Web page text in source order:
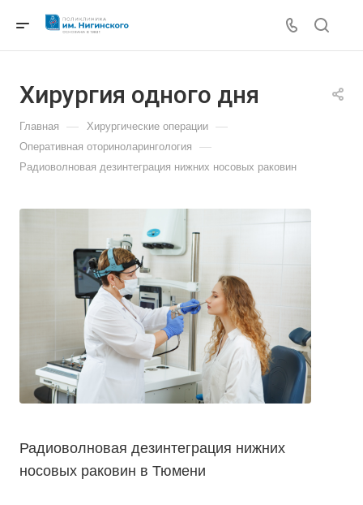
Хирургия одного дня
Главная — Хирургические операции —
Оперативная оториноларингология —
Радиоволновая дезинтеграция нижних носовых раковин
Радиоволновая дезинтеграция нижних
носовых раковин в Тюмени